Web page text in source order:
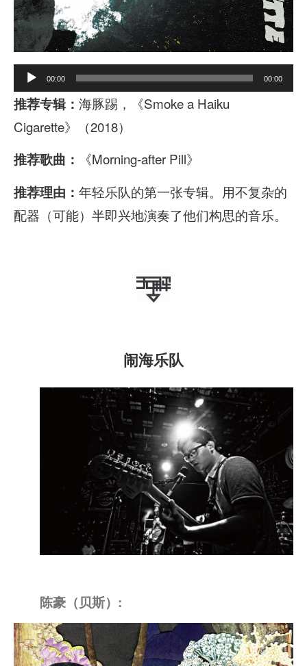
u
d
o
P
l
00:00 00:00
推荐专辑： 海豚踢，《Smoke a Haiku
Cigarette》（2018）
推荐歌曲：
《Morning-after Pill》
推荐理由： 年轻乐队的第一张专辑。用不复杂的
配器（可能）半即兴地演奏了他们构思的音乐。
闹海乐队
陈豪（贝斯）: